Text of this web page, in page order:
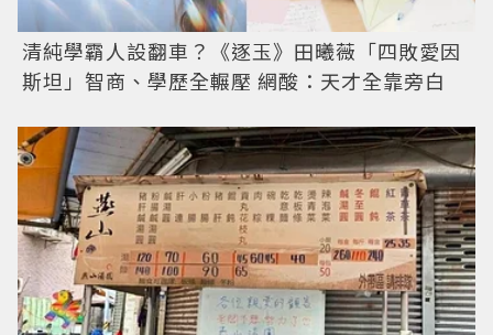
清純學霸人設翻車？《逐玉》田曦薇「四敗愛因
斯坦」智商、學歷全輾壓 網酸：天才全靠旁白